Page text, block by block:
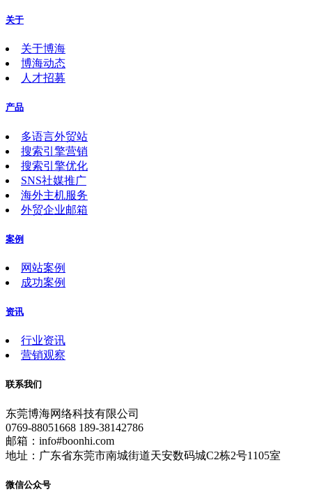
关于
关于博海
博海动态
人才招募
产品
多语言外贸站
搜索引擎营销
搜索引擎优化
SNS社媒推广
海外主机服务
外贸企业邮箱
案例
网站案例
成功案例
资讯
行业资讯
营销观察
联系我们
东莞博海网络科技有限公司
0769-88051668 189-38142786
邮箱：info#boonhi.com
地址：广东省东莞市南城街道天安数码城C2栋2号1105室
微信公众号